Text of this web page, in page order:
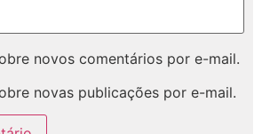
novos comentários por e-mail.
novas publicações por e-mail.